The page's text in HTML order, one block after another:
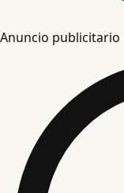
Anuncio publicitario